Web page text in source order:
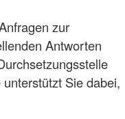
zur
Antworten
Sie dabei,